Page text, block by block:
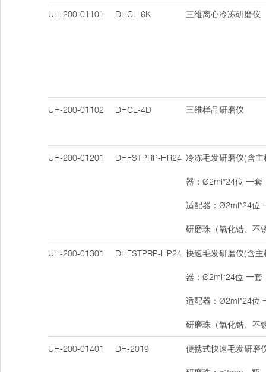
UH-200-01101 DHCL-6K 三维离心冷冻研磨仪
UH-200-01102 DHCL-4D 三维样品研磨仪
UH-200-01201 DHFSTPRP-HR24 冷冻毛发研磨仪(含
器：Ø2ml*24位 一套
适配器：Ø2ml*24位
研磨珠（氧化锆、不
UH-200-01301 DHFSTPRP-HP24 快速毛发研磨仪(含
器：Ø2ml*24位 一套
适配器：Ø2ml*24位
研磨珠（氧化锆、不
UH-200-01401 DH-2019 便携式快速毛发研磨